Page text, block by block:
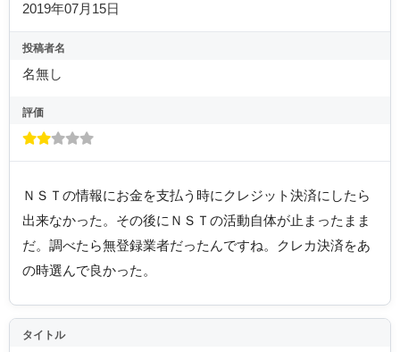
2019年07月15日
投稿者名
名無し
評価
ＮＳＴの情報にお金を支払う時にクレジット決済にしたら
出来なかった。その後にＮＳＴの活動自体が止まったまま
だ。調べたら無登録業者だったんですね。クレカ決済をあ
の時選んで良かった。
タイトル